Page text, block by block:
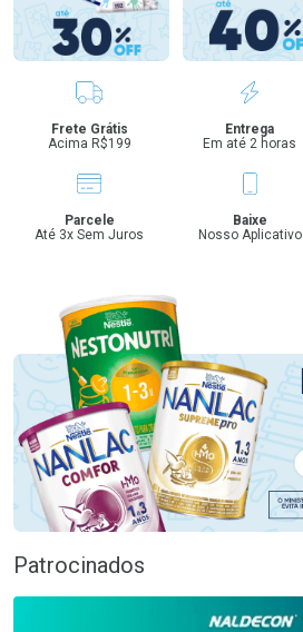
Benefícios
Frete Grátis
Acima R$199
Entrega
Em até 2 horas
Parcele
Até 3x Sem Juros
Baixe
Nosso Aplicativo
Patrocinados